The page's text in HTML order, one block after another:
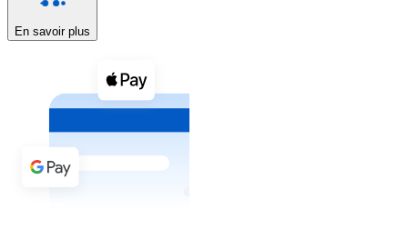
Voir toutes
Coupons crypto
Achetez des cryptomonnaies en espèces et d'autres
Acheter avec espèces
Virement SEPA
En savoir plus